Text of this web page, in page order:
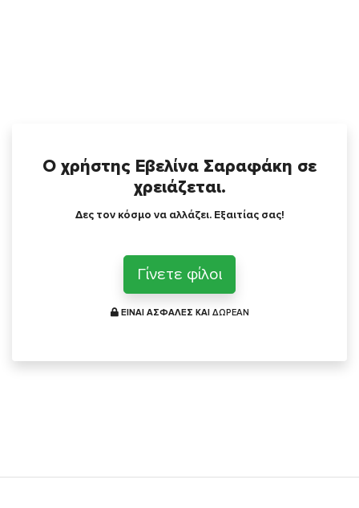
Ο χρήστης Εβελίνα Σαραφάκη σε
χρειάζεται.
Δες τον κόσμο να αλλάζει. Εξαιτίας σας!
Γίνετε φίλοι
ΕΙΝΑΙ ΑΣΦΑΛΕΣ ΚΑΙ ΔΩΡΕΑΝ